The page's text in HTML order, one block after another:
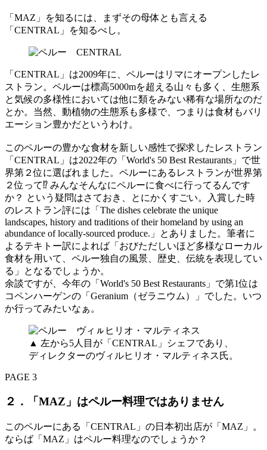
「MAZ」を知るには、まずその母体とも言える
「CENTRAL」を知るべし。
「CENTRAL」は2009年に、ペルーはリマにオープンしたレ
ストラン。ペルーは標高5000mを超える山々も多く、生態系
と気候の多様性においては他に類をみない稀有な場所なのだ
とか。当然、動植物の生態系も多様で、つまりは食材もバリ
エーション豊かだというわけ。
このペルーの豊かな食材を新しい感性で探求したレストラン
「CENTRAL」は2022年の「World's 50 Best Restaurants」で世
界第２位に選ばれました。ペルーにあるレストランが世界第
２位って⁉ みんなそんなにペルーに食べに行ってるんです
か？ という疑問はさておき、とにかくすごい。入賞した時
のレストラン評には「The dishes celebrate the unique
landscapes, history and traditions of their homeland by using an
abundance of locally-sourced produce.」とありました。筆者に
よるテキトー訳によれば「おびただしいほど多様なローカル
食材を用いて、ペルー独自の風景、歴史、伝統を表現してい
る」となるでしょうか。
余談ですが、今年の「World's 50 Best Restaurants」で第1位は
コペンハーゲンの「Geranium（ゼラニウム）」でした。いつ
か行ってみたいなぁ。
▲ 左から5人目が「CENTRAL」シェフであり、
ディレクターのヴィルヒリオ・マルティネス氏。
PAGE 3
２．「MAZ」はペルー料理ではありません
このペルーにある「CENTRAL」の日本初出店が「MAZ」。
ならば「MAZ」はペルー料理なのでしょうか？